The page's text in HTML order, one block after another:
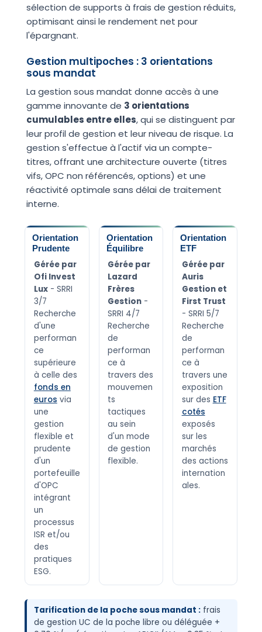
sélection de supports à frais de gestion réduits,
optimisant ainsi le rendement net pour
l'épargnant.
Gestion multipoches : 3 orientations
sous mandat
La gestion sous mandat donne accès à une
gamme innovante de 3 orientations
cumulables entre elles, qui se distinguent par
leur profil de gestion et leur niveau de risque. La
gestion s'effectue à l'actif via un compte-
titres, offrant une architecture ouverte (titres
vifs, OPC non référencés, options) et une
réactivité optimale sans délai de traitement
interne.
Orientation
Prudente
Gérée par
Ofi Invest
Lux- SRRI
3/7
Recherche
d'une
performan
ce
supérieure
à celle des
fonds en
euros via
une
gestion
flexible et
prudente
d'un
portefeuille
d'OPC
intégrant
un
processus
ISR et/ou
des
pratiques
ESG.
Orientation
Équilibre
Gérée par
Lazard
Frères
Gestion -
SRRI 4/7
Recherche
de
performan
ce à
travers des
mouvemen
ts
tactiques
au sein
d'un mode
de gestion
flexible.
Orientation
ETF
Gérée par
Auris
Gestion et
First Trust
- SRRI 5/7
Recherche
de
performan
ce à
travers une
exposition
sur des ETF
cotés
exposés
sur les
marchés
des actions
internation
ales.
Tarification de la poche sous mandat : frais
de gestion UC de la poche libre ou déléguée +